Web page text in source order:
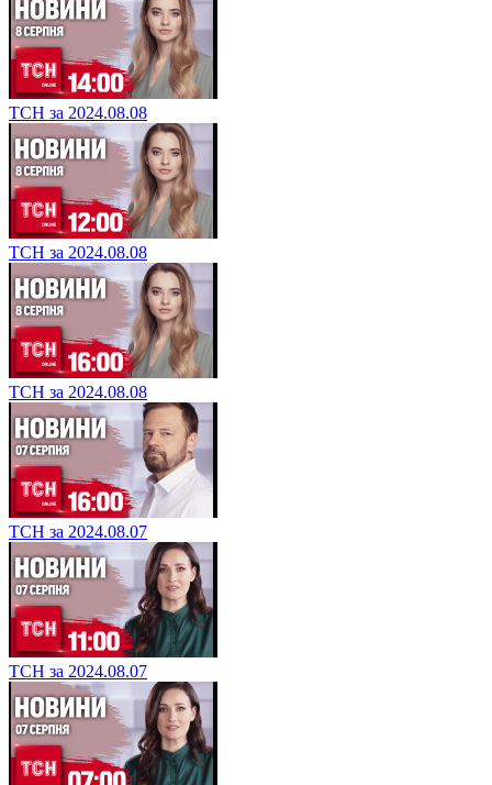
ТСН за 2024.08.08
ТСН за 2024.08.08
ТСН за 2024.08.08
ТСН за 2024.08.07
ТСН за 2024.08.07